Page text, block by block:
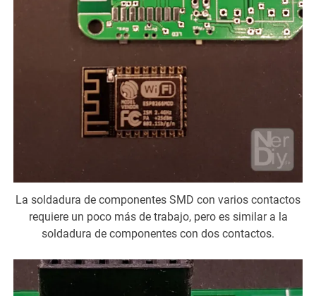
La soldadura de componentes SMD con varios contactos
requiere un poco más de trabajo, pero es similar a la
soldadura de componentes con dos contactos.